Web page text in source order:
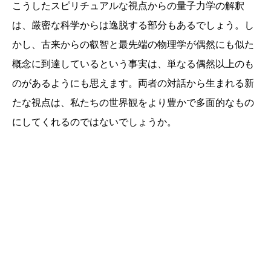
こうしたスピリチュアルな視点からの量子力学の解釈
は、厳密な科学からは逸脱する部分もあるでしょう。し
かし、古来からの叡智と最先端の物理学が偶然にも似た
概念に到達しているという事実は、単なる偶然以上のも
のがあるようにも思えます。両者の対話から生まれる新
たな視点は、私たちの世界観をより豊かで多面的なもの
にしてくれるのではないでしょうか。